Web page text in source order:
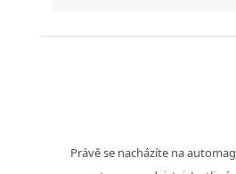
Právě se nacházíte na